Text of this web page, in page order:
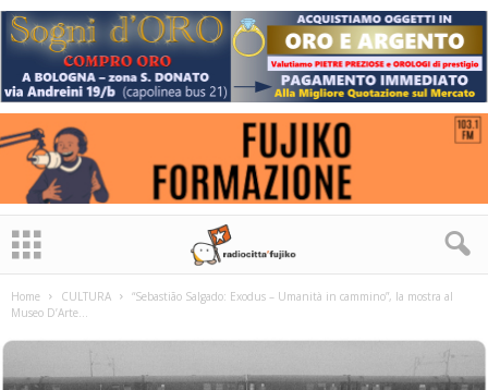
Home CULTURA
“Sebastião Salgado: Exodus – Umanità in cammino”, la mostra al
Museo D’Arte...